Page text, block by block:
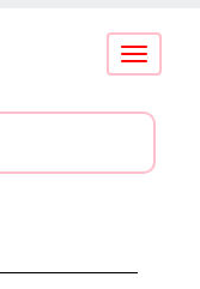
Conmutar